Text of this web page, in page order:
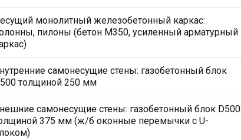
монолитный железобетонный каркас:
пилоны (бетон М350, усиленный арматурный
самонесущие стены: газобетонный блок
толщиной 250 мм
самонесущие стены: газобетонный блок D500
375 мм (ж/б оконные перемычки с U-